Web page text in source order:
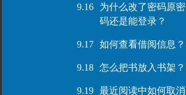
9.16
为什么改了密码原密
码还是能登录？
9.17 如何查看借阅信息？
9.18 怎么把书放入书架？
9.19
最近阅读中如何取消